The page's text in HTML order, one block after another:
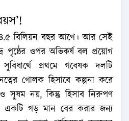
৪.৫ বিলিয়ন বছর আগে। আর সেই
পৃষ্ঠের ওপর অভিকর্ষ বল প্রয়োগ
প্রথমে গবেষক দলটি
গোলক হিসাবে কল্পনা করে
সুষম নয়, কিন্তু হিসাব নিরুপণ
একটি গড় মান বের করার জন্য